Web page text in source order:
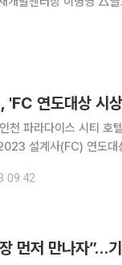
'FC 연도대상 시
천 파라다이스 시티 호
설계사(FC) 연도대상 시상식'
이번 행사는 시예저치
09:42
먼저 만나자”…